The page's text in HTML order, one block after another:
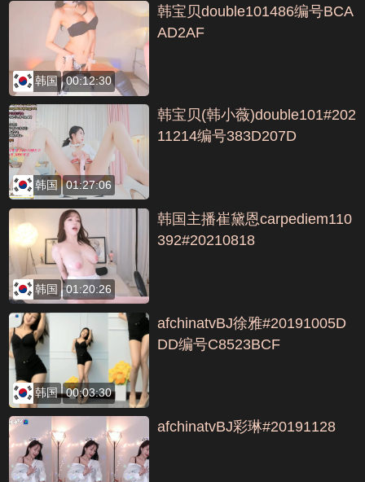
韩国 00:12:30
韩宝贝double101486编号BCA
AD2AF
韩国 01:27:06
韩宝贝(韩小薇)double101#202
11214编号383D207D
韩国 01:20:26
韩国主播崔黛恩carpediem110
392#20210818
韩国 00:03:30
afchinatvBJ徐雅#20191005D
DD编号C8523BCF
afchinatvBJ彩琳#20191128